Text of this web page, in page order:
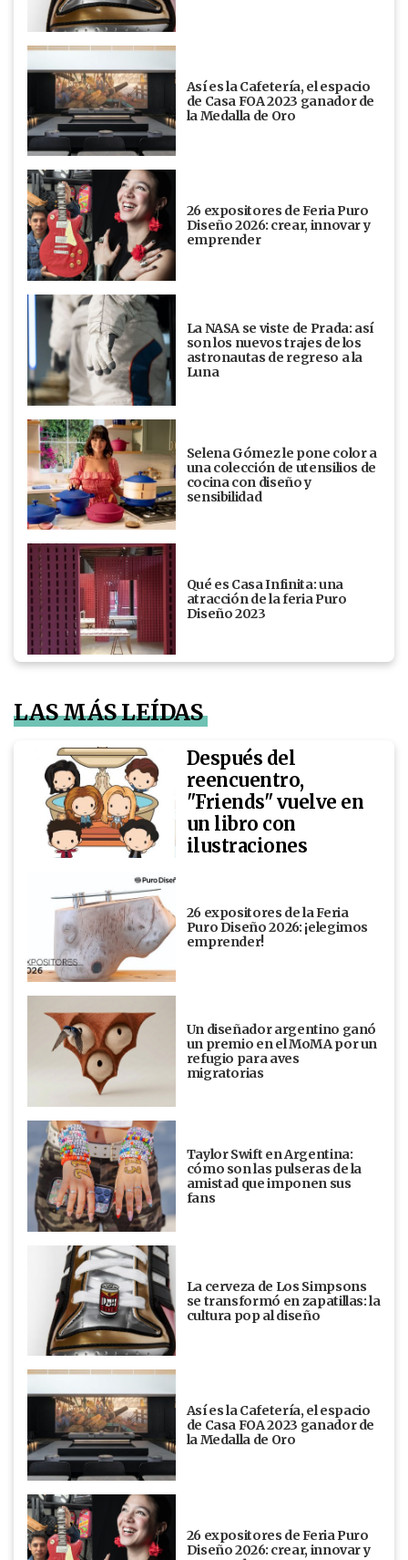
Así es la Cafetería, el espacio
de Casa FOA 2023 ganador de
la Medalla de Oro
26 expositores de Feria Puro
Diseño 2026: crear, innovar y
emprender
La NASA se viste de Prada: así
son los nuevos trajes de los
astronautas de regreso a la
Luna
Selena Gómez le pone color a
una colección de utensilios de
cocina con diseño y
sensibilidad
Qué es Casa Infinita: una
atracción de la feria Puro
Diseño 2023
LAS MÁS LEÍDAS
Después del
reencuentro,
"Friends" vuelve en
un libro con
ilustraciones
26 expositores de la Feria
Puro Diseño 2026: ¡elegimos
emprender!
Un diseñador argentino ganó
un premio en el MoMA por un
refugio para aves
migratorias
Taylor Swift en Argentina:
cómo son las pulseras de la
amistad que imponen sus
fans
La cerveza de Los Simpsons
se transformó en zapatillas: la
cultura pop al diseño
Así es la Cafetería, el espacio
de Casa FOA 2023 ganador de
la Medalla de Oro
26 expositores de Feria Puro
Diseño 2026: crear, innovar y